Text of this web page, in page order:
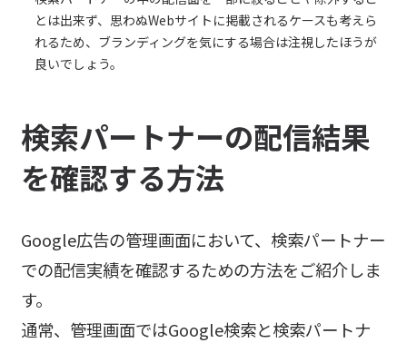
とは出来ず、思わぬWebサイトに掲載されるケースも考えら
れるため、ブランディングを気にする場合は注視したほうが
良いでしょう。
検索パートナーの配信結果
を確認する方法
Google広告の管理画面において、検索パートナー
での配信実績を確認するための方法をご紹介しま
す。
通常、管理画面ではGoogle検索と検索パートナ